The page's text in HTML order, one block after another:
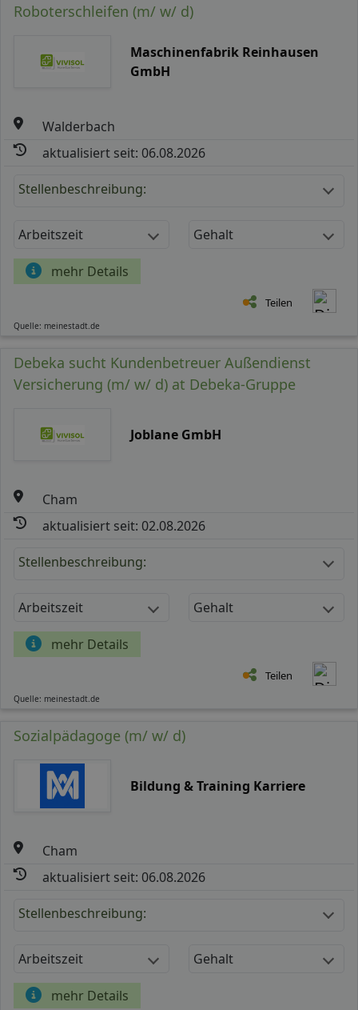
Roboterschleifen (m/ w/ d)
Maschinenfabrik Reinhausen
GmbH
Walderbach
aktualisiert seit: 06.08.2026
Stellenbeschreibung:
Arbeitszeit Gehalt
mehr Details
Teilen
Quelle: meinestadt.de
Debeka sucht Kundenbetreuer Außendienst
Versicherung (m/ w/ d) at Debeka-Gruppe
Joblane GmbH
Cham
aktualisiert seit: 02.08.2026
Stellenbeschreibung:
Arbeitszeit Gehalt
mehr Details
Teilen
Quelle: meinestadt.de
Sozialpädagoge (m/ w/ d)
Bildung & Training Karriere
Cham
aktualisiert seit: 06.08.2026
Stellenbeschreibung:
Arbeitszeit Gehalt
mehr Details